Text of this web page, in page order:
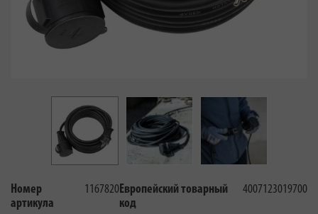
Номер
артикула
1167820Европейский товарный
код
4007123019700